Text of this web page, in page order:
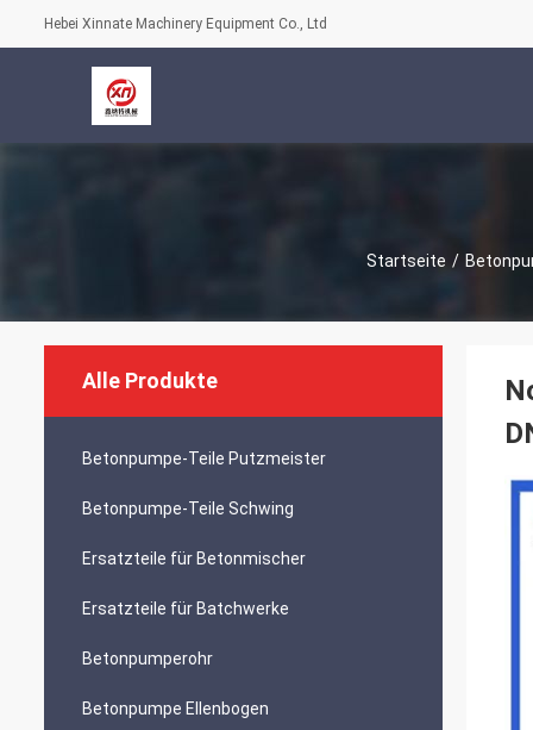
Hebei Xinnate Machinery Equipment Co., Ltd
Startseite /
Alle Produkte
Betonpumpe-Teile Putzmeister
Betonpumpe-Teile Schwing
Ersatzteile für Betonmischer
Ersatzteile für Batchwerke
Betonpumperohr
Betonpumpe Ellenbogen